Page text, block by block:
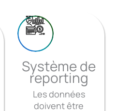
Système de
reporting
Les données
doivent être